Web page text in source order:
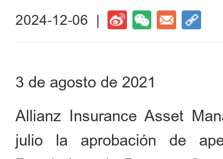
2024-12-06 |
3 de agosto de 2021
Allianz Insurance Asset
julio la aprobación de